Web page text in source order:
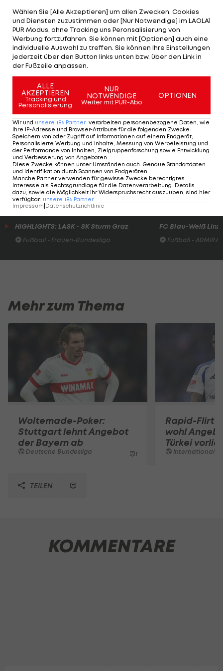
Die Eintracht benötigte nach dem Abgang von
Bas Dost in der Winterpause zum FC Brügge einen
Angreifer, da dem Vorarlberger Hütter aktuell nur
der Portugiese Andre Silva als Stürmer zur
Verfügung steht.
Leihe bis zum Saisonende: Luka
Jovic kehrt nach Frankfurt
zurück! Alle Details zu dem Deal
#JovicIsBack #SGE
— Eintracht Frankfurt (@Eintracht)
January 14, 2021
HIGHLIGHTS: LASK - SK Sturm Graz
Fußball - Frauen-Bundesliga
FC Blau-Weiß Linz
Fußball -
Mehr zum Thema
Woltemade-Poker:
Stuttgart lehnt Angebot
der Bayern ab
Deutsche Bundesliga 1
Rapid-Flirt
wohl
Türkei
International
TEILEN
KOMMENTARE
Wählen Sie [Alle Akzeptieren] um allen Zwecken, Cookies
und Diensten zuzustimmen oder [Nur Notwendige] im LAOLA1
PUR Modus, ohne Tracking uns Peronsalisierung von
Werbung fortzufahren. Sie können mit [Optionen] auch eine
individuelle Auswahl zu treffen. Sie können Ihre Einstellungen
jederzeit über den Button links unten bzw. über den Link in
der Fußzeile anpassen.
ALLE
AKZEPTIEREN
Tracking und
Personalisierung
NUR
NOTWENDIGE
Weiter mit PUR-Abo
OPTIONEN
Wir und unsere 186 Partner verarbeiten personenbezogene Daten, wie
Ihre IP-Adresse und Browser-Attribute für die folgenden Zwecke:
Speichern von oder Zugriff auf Informationen auf einem Endgerät;
Personalisierte Werbung und Inhalte, Messung von Werbeleistung und
der Performance von Inhalten, Zielgruppenforschung sowie Entwicklung
und Verbesserung von Angeboten.
Diese Zwecke können unter Umständen auch: Genaue Standortdaten
und Identifikation durch Scannen von Endgeräten.
Manche Partner verwenden für gewisse Zwecke berechtigtes
Interesse als Rechtsgrundlage für die Datenverarbeitung. Details
dazu, sowie die Möglichkeit Ihr Widerspruchsrecht auszuüben, sind hier
verfügbar: unsere 186 Partner
Impressum Datenschutzrichtlinie